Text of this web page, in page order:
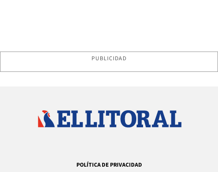
PUBLICIDAD
POLÍTICA DE PRIVACIDAD